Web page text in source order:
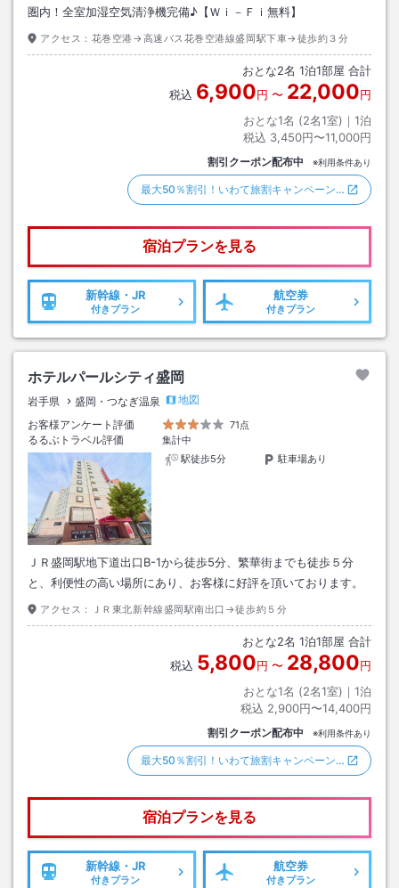
圏内！全室加湿空気清浄機完備♪【Ｗｉ－Ｆｉ無料】
アクセス： 花巻空港→高速バス花巻空港線盛岡駅下車→徒歩約３分
おとな2名 1泊1部屋 合計
税込 6,900円 〜 22,000円
おとな1名 (2名1室)｜ 1泊
税込 3,450円〜11,000円
割引クーポン配布中 ※利用条件あり
最大50％割引！いわて旅割キャンペーン…
宿泊プランを見る
新幹線・JR
付きプラン
航空券
付きプラン
ホテルパールシティ盛岡
岩手県 盛岡・つなぎ温泉
地図
お客様アンケート評価
71点
るるぶトラベル評価
集計中
駅徒歩5分
駐車場あり
ＪＲ盛岡駅地下道出口B-1から徒歩5分、繁華街までも徒歩５分
と、利便性の高い場所にあり、お客様に好評を頂いております。
アクセス： ＪＲ東北新幹線盛岡駅南出口→徒歩約５分
おとな2名 1泊1部屋 合計
税込 5,800円 〜 28,800円
おとな1名 (2名1室)｜ 1泊
税込 2,900円〜14,400円
割引クーポン配布中 ※利用条件あり
最大50％割引！いわて旅割キャンペーン…
宿泊プランを見る
新幹線・JR
付きプラン
航空券
付きプラン